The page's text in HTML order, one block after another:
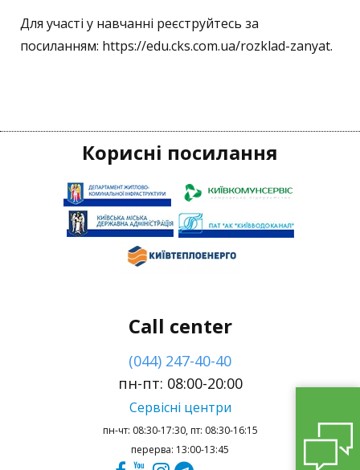
Для участі у навчанні реєструйтесь за
посиланням: https://edu.cks.com.ua/rozklad-zanyat.
Корисні посилання
Call center
(044) 247-40-40
пн-пт: 08:00-20:00
Сервісні центри
пн-чт: 08:30-17:30, пт: 08:30-16:15
перерва: 13:00-13:45